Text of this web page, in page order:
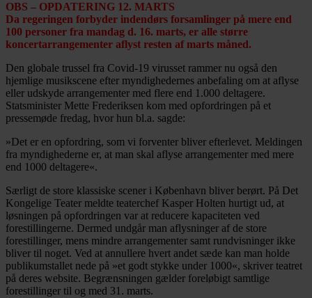
OBS – OPDATERING 12. MARTS
Da regeringen forbyder indendørs forsamlinger på mere end
100 personer fra mandag d. 16. marts, er alle større
koncertarrangementer aflyst resten af marts måned.
Den globale trussel fra Covid-19 virusset rammer nu også den
hjemlige musikscene efter myndighedernes anbefaling om at aflyse
eller udskyde arrangementer med flere end 1.000 deltagere.
Statsminister Mette Frederiksen kom med opfordringen på et
pressemøde fredag, hvor hun bl.a. sagde:
»Det er en opfordring, som vi forventer bliver efterlevet. Meldingen
fra myndighederne er, at man skal aflyse arrangementer med mere
end 1000 deltagere«.
Særligt de store klassiske scener i København bliver berørt. På Det
Kongelige Teater meldte teaterchef Kasper Holten hurtigt ud, at
løsningen på opfordringen var at reducere kapaciteten ved
forestillingerne. Dermed undgår man aflysninger af de store
forestillinger, mens mindre arrangementer samt rundvisninger ikke
bliver til noget. Ved at annullere hvert andet sæde kan man holde
publikumstallet nede på »et godt stykke under 1000«, skriver teatret
på deres website. Begrænsningen gælder foreløbigt samtlige
forestillinger til og med 31. marts.